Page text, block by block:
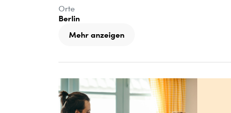
Orte
Berlin
Mehr anzeigen